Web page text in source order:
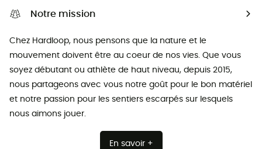
Notre mission
Chez Hardloop, nous pensons que la nature et le
mouvement doivent être au coeur de nos vies. Que vous
soyez débutant ou athlète de haut niveau, depuis 2015,
nous partageons avec vous notre goût pour le bon matériel
et notre passion pour les sentiers escarpés sur lesquels
nous aimons jouer.
En savoir +